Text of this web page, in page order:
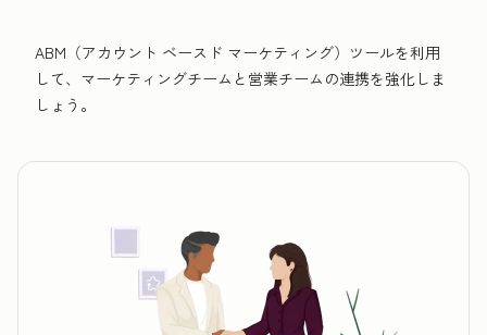
ABM（アカウント ベースド マーケティング）ツールを利用
して、マーケティングチームと営業チームの連携を強化しま
しょう。